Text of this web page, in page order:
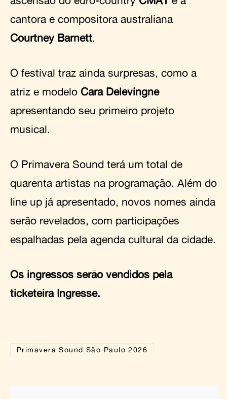
cantora e compositora australiana
Courtney Barnett.
O festival traz ainda surpresas, como a
atriz e modelo Cara Delevingne
apresentando seu primeiro projeto
musical.
O Primavera Sound terá um total de
quarenta artistas na programação. Além do
line up já apresentado, novos nomes ainda
serão revelados, com participações
espalhadas pela agenda cultural da cidade.
Os ingressos serão vendidos pela
ticketeira Ingresse.
Primavera Sound São Paulo 2026